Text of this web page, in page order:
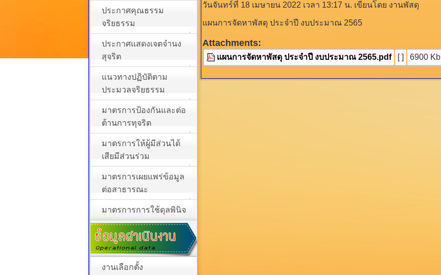
วันจันทร์ที่ 18 เมษายน 2022 เวลา 13:17 น. เขียนโดย งานพัสดุ
แผนการจัดหาพัสดุ ประจำปี งบประมาณ 2565
Attachments:
แผนการจัดหาพัสดุ ประจำปี งบประมาณ 2565.pdf [ ] 6900 Kb
ประกาศคุณธรรม
จริยธรรม
ประกาศแสดงเจตจำนง
สุจริต
แนวทางปฏิบัติตาม
ประมวลจริยธรรม
มาตรการป้องกันและต่อ
ต้านการทุจริต
มาตรการให้ผู้มีส่วนได้
เสียมีส่วนร่วม
มาตรการเผยแพร่ข้อมูล
ต่อสาธารณะ
มาตรการการใช้ดุลพินิจ
งานเลือกตั้ง